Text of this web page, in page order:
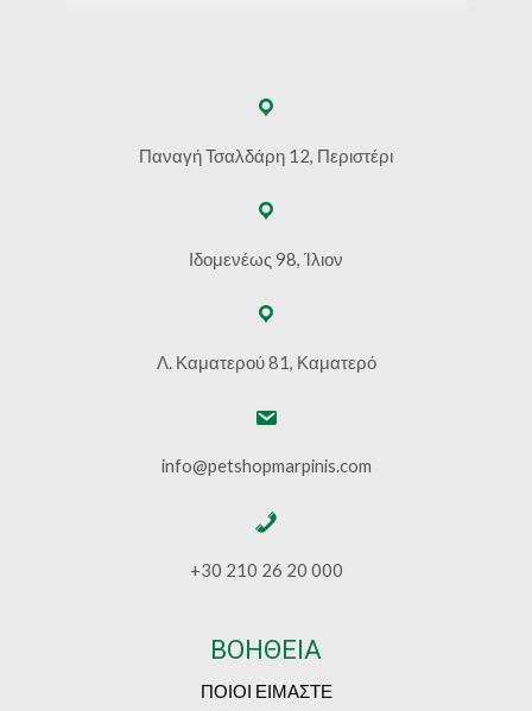
Παναγή Τσαλδάρη 12, Περιστέρι
Ιδομενέως 98, Ίλιον
Λ. Καματερού 81, Καματερό
info@petshopmarpinis.com
+30 210 26 20 000
ΒΟΗΘΕΙΑ
ΠΟΙΟΙ ΕΙΜΑΣΤΕ